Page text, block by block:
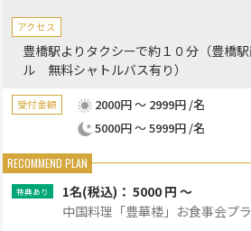
アクセス
豊橋駅よりタクシーで約１０分（豊橋
ル 無料シャトルバス有り）
受付金額
2000円 ～ 2999円 /名
5000円 ～ 5999円 /名
1名(税込)： 5000 円 ～
中国料理「豊華楼」お食事会プ